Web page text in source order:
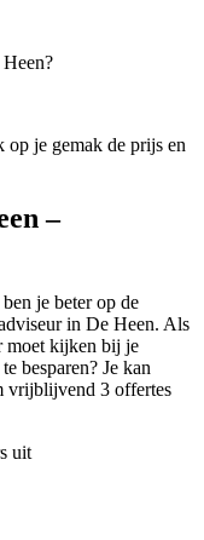
je gemak de prijs en
–
je beter op de
in De Heen. Als
moet kijken bij je
besparen? Je kan
vrijblijvend 3 offertes
uit